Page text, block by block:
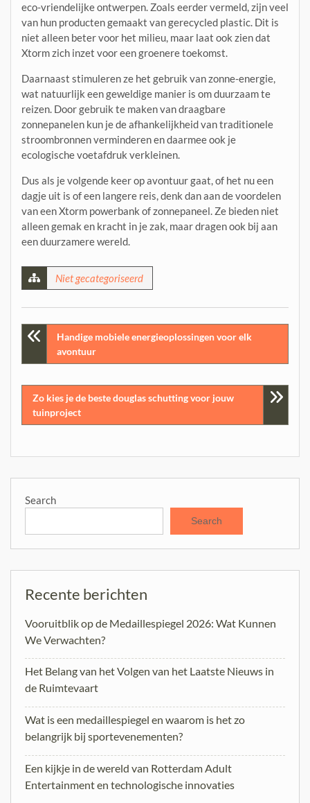
eco-vriendelijke ontwerpen. Zoals eerder vermeld, zijn veel
van hun producten gemaakt van gerecycled plastic. Dit is
niet alleen beter voor het milieu, maar laat ook zien dat
Xtorm zich inzet voor een groenere toekomst.
Daarnaast stimuleren ze het gebruik van zonne-energie,
wat natuurlijk een geweldige manier is om duurzaam te
reizen. Door gebruik te maken van draagbare
zonnepanelen kun je de afhankelijkheid van traditionele
stroombronnen verminderen en daarmee ook je
ecologische voetafdruk verkleinen.
Dus als je volgende keer op avontuur gaat, of het nu een
dagje uit is of een langere reis, denk dan aan de voordelen
van een Xtorm powerbank of zonnepaneel. Ze bieden niet
alleen gemak en kracht in je zak, maar dragen ook bij aan
een duurzamere wereld.
Niet gecategoriseerd
Post
navigation
Handige mobiele energieoplossingen voor elk
avontuur
Zo kies je de beste douglas schutting voor jouw
tuinproject
Search
Search
Recente berichten
Vooruitblik op de Medaillespiegel 2026: Wat Kunnen
We Verwachten?
Het Belang van het Volgen van het Laatste Nieuws in
de Ruimtevaart
Wat is een medaillespiegel en waarom is het zo
belangrijk bij sportevenementen?
Een kijkje in de wereld van Rotterdam Adult
Entertainment en technologische innovaties